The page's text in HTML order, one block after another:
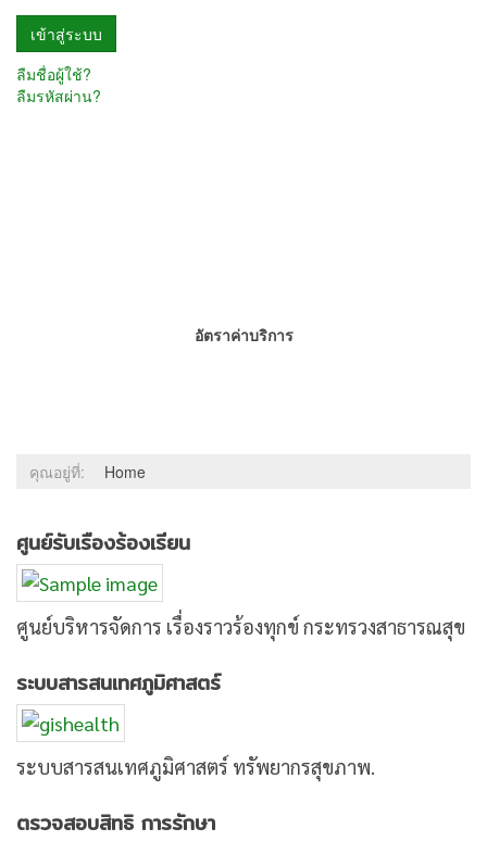
ลืมชื่อผู้ใช้?
ลืมรหัสผ่าน?
อัตราค่าบริการ
คุณอยู่ที่: Home
ศูนย์รับเรืองร้องเรียน
ศูนย์บริหารจัดการ เรื่องราวร้องทุกข์ กระทรวงสาธารณสุข
ระบบสารสนเทศภูมิศาสตร์
ระบบสารสนเทศภูมิศาสตร์ ทรัพยากรสุขภาพ.
ตรวจสอบสิทธิ การรักษา